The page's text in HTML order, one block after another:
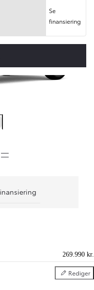
Se
finansiering
min kode
269.990 kr.
Rediger
Motor